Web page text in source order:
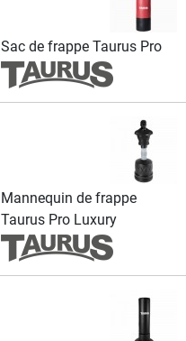
Sac de frappe Taurus Pro
Mannequin de frappe
Taurus Pro Luxury